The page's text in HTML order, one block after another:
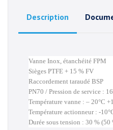
Description
Vanne Inox, étanchéité FPM
Sièges PTFE + 15 % FV
Raccordement taraudé BSP
PN70 / Pression de service :
Température vanne : – 20°C
Température actionneur : -
Durée sous tension : 30 %